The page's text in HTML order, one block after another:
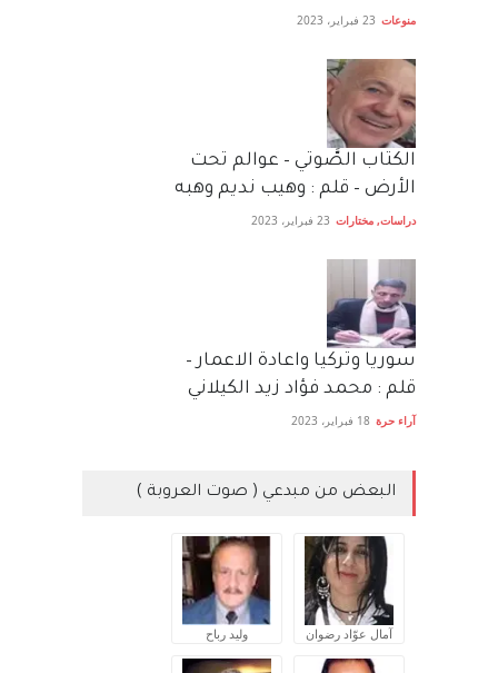
منوعات 23 فبراير، 2023
الكتاب الصَّوتي – عوالم تحت
الأرض – قلم : وهيب نديم وهبه
دراسات, مختارات 23 فبراير، 2023
سوريا وتركيا واعادة الاعمار –
قلم : محمد فؤاد زيد الكيلاني
آراء حرة 18 فبراير، 2023
البعض من مبدعي ( صوت العروبة )
آمال عوّاد رضوان وليد رباح